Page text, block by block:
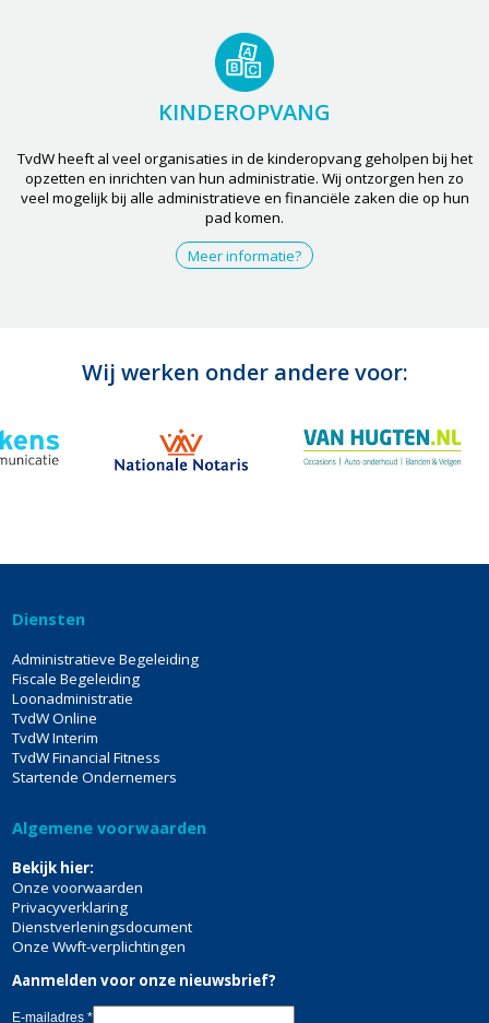
KINDEROPVANG
TvdW heeft al veel organisaties in de kinderopvang geholpen bij het
opzetten en inrichten van hun administratie. Wij ontzorgen hen zo
veel mogelijk bij alle administratieve en financiële zaken die op hun
pad komen.
Meer informatie?
Wij werken onder andere voor:
Diensten
Administratieve Begeleiding
Fiscale Begeleiding
Loonadministratie
TvdW Online
TvdW Interim
TvdW Financial Fitness
Startende Ondernemers
Algemene voorwaarden
Bekijk hier:
Onze voorwaarden
Privacyverklaring
Dienstverleningsdocument
Onze Wwft-verplichtingen
Aanmelden voor onze nieuwsbrief?
E-mailadres*